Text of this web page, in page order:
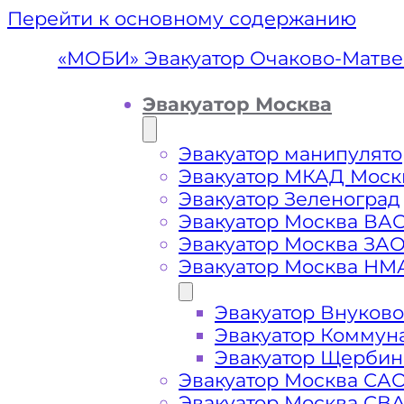
Перейти к основному содержанию
Эвакуатор
«МОБИ» Эвакуатор Очаково-
Эвакуатор Москва
Эвакуатор
Эвакуатор МКАД
Эвакуатор Зеленоград
Эвакуатор Москва
Эвакуатор Москва
Эвакуатор Москва
Эвакуатор Внуково
Эвакуатор
Эвакуатор
Эвакуатор Москва